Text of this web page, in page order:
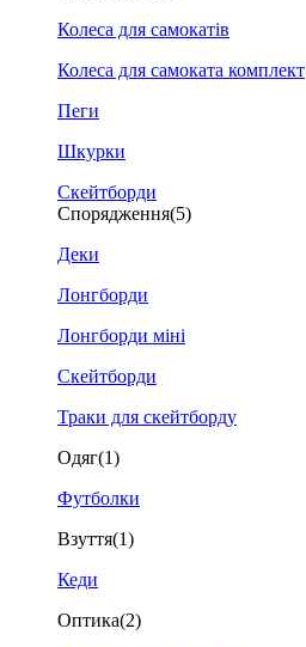
Колеса для самокатів
Колеса для самоката комплект
Пеги
Шкурки
Скейтборди
Спорядження(5)
Деки
Лонгборди
Лонгборди міні
Скейтборди
Траки для скейтборду
Одяг(1)
Футболки
Взуття(1)
Кеди
Оптика(2)